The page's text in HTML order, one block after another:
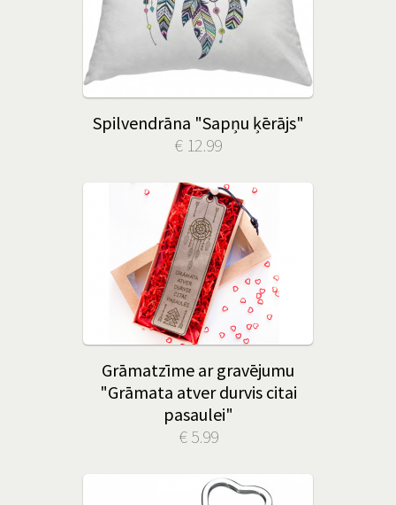
Spilvendrāna "Sapņu ķērājs"
€ 12.99
Grāmatzīme ar gravējumu
"Grāmata atver durvis citai
pasaulei"
€ 5.99